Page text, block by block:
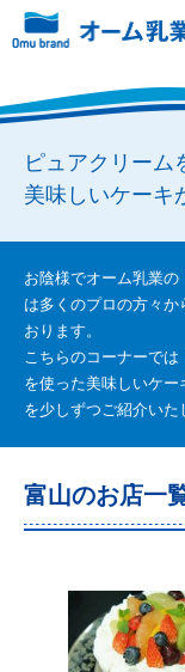
ピュアクリーム
美味しいケーキ
お陰様でオーム乳業の
は多くのプロの方々か
おります。
こちらのコーナーでは
を使った美味しいケー
を少しずつご紹介いた
富山のお店一